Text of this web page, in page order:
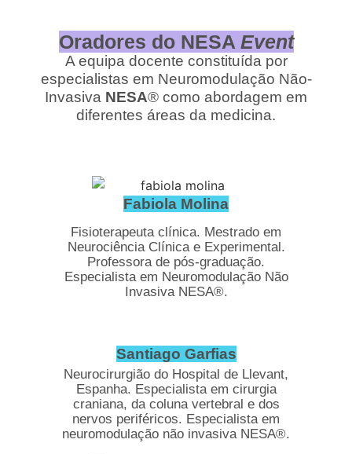
Oradores do NESA Event
A equipa docente constituída por
especialistas em Neuromodulação Não-
Invasiva NESA® como abordagem em
diferentes áreas da medicina.
Fabiola Molina
Fisioterapeuta clínica. Mestrado em
Neurociência Clínica e Experimental.
Professora de pós-graduação.
Especialista em Neuromodulação Não
Invasiva NESA®.
Santiago Garfias
Neurocirurgião do Hospital de Llevant,
Espanha. Especialista em cirurgia
craniana, da coluna vertebral e dos
nervos periféricos. Especialista em
neuromodulação não invasiva NESA®.